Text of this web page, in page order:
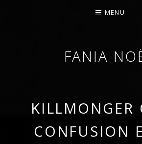
FANIA
MENU
KILLMONGER
CONFUSION